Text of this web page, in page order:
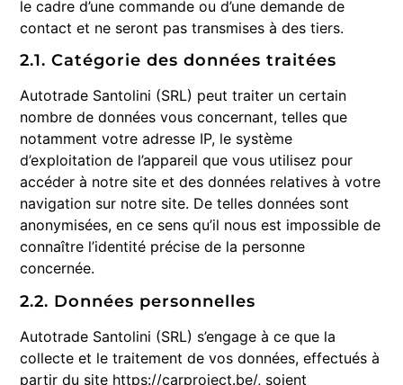
le cadre d’une commande ou d’une demande de
contact et ne seront pas transmises à des tiers.
2.1. Catégorie des données traitées
Autotrade Santolini (SRL) peut traiter un certain
nombre de données vous concernant, telles que
notamment votre adresse IP, le système
d’exploitation de l’appareil que vous utilisez pour
accéder à notre site et des données relatives à votre
navigation sur notre site. De telles données sont
anonymisées, en ce sens qu’il nous est impossible de
connaître l’identité précise de la personne
concernée.
2.2. Données personnelles
Autotrade Santolini (SRL) s’engage à ce que la
collecte et le traitement de vos données, effectués à
partir du site https://carproject.be/, soient